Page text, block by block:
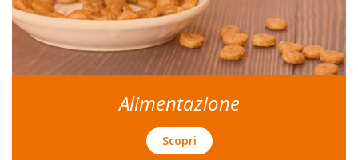
Alimentazione
Scopri